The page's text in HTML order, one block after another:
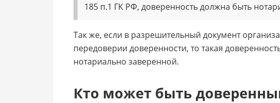
185 п.1 ГК РФ, доверенность должна быть
Так же, если в разрешительный документ
передоверии доверенности, то такая
нотариально заверенной.
Кто может быть